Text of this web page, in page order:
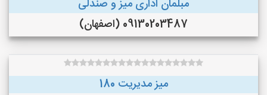
مبلمان اداری میز و صندلی
09130203487 (اصفهان)
میز مدیریت 180